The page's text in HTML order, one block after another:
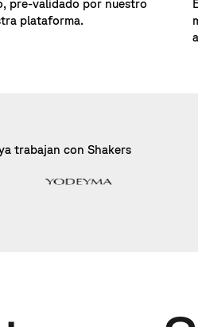
pre-validado por nuestro
plataforma.
trabajan con Shakers